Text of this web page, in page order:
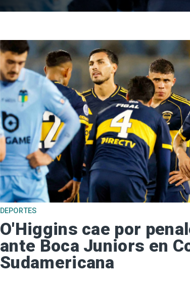
DEPORTES
O'Higgins cae por
ante Boca Juniors en
Sudamericana